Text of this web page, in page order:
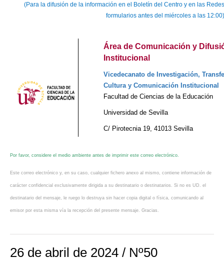
(Para la difusión de la información en el Boletín del Centro y en las
formularios antes del miércoles a las 12:00)
Área de Comunicación y
Institucional
Vicedecanato de Investigación,
Cultura y Comunicación Institucional
Facultad de Ciencias de la Educación
Universidad de Sevilla
C/ Pirotecnia 19, 41013 Sevilla
Por favor, considere el medio ambiente antes de imprimir este correo electrónico.
Este correo electrónico y, en su caso, cualquier fichero anexo al mismo, contiene información de
carácter confidencial exclusivamente dirigida a su destinatario o destinatarios. Si no es UD. el
destinatario del mensaje, le ruego lo destruya sin hacer copia digital o física, comunicando al
emisor por esta misma vía la recepción del presente mensaje. Gracias.
26 de abril de 2024 / Nº50